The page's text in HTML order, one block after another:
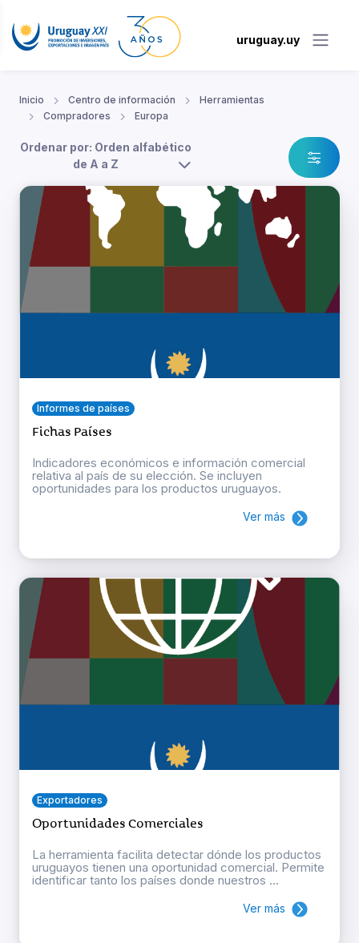
uruguay.uy
Inicio Centro de información
Herramientas
Compradores
Europa
Ordenar por: Orden alfabético
de A a Z
Informes de países
Fichas Países
Indicadores económicos e información comercial
relativa al país de su elección. Se incluyen
oportunidades para los productos uruguayos.
Ver más
Exportadores
Oportunidades Comerciales
La herramienta facilita detectar dónde los productos
uruguayos tienen una oportunidad comercial. Permite
identificar tanto los países donde nuestros ...
Ver más